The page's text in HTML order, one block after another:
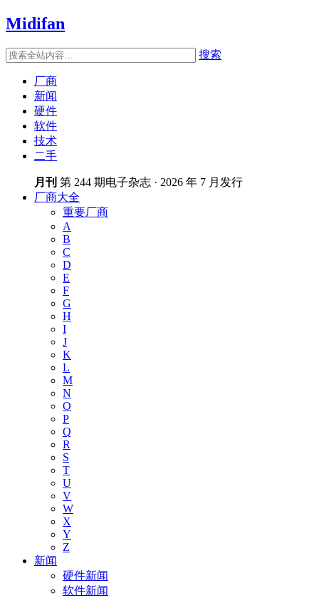
Midifan
搜索
厂商
新闻
硬件
软件
技术
二手
月刊 第 244 期电子杂志 · 2026 年 7 月发行
厂商大全
重要厂商
A
B
C
D
E
F
G
H
I
J
K
L
M
N
O
P
Q
R
S
T
U
V
W
X
Y
Z
新闻
硬件新闻
软件新闻